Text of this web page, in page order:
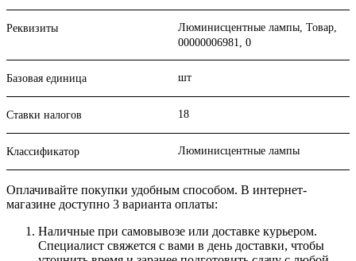
Реквизиты
Люминисцентные лампы, Товар,
00000006981, 0
Базовая единица шт
Ставки налогов 18
Классификатор Люминисцентные лампы
Оплачивайте покупки удобным способом. В интернет-
магазине доступно 3 варианта оплаты:
Наличные при самовывозе или доставке курьером.
Специалист свяжется с вами в день доставки, чтобы